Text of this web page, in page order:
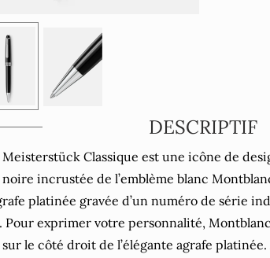
DESCRIPTIF
Classique est une icône de
incrustée de l’emblème blanc
platinée gravée d’un numéro de série
Pour exprimer votre personnalité,
le côté droit de l’élégante agrafe